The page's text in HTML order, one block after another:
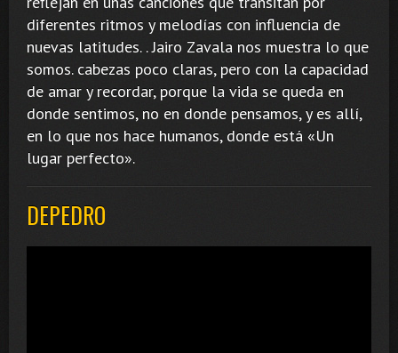
diferentes ritmos y melodías con influencia de
nuevas latitudes. . Jairo Zavala nos muestra lo que
somos. cabezas poco claras, pero con la capacidad
de amar y recordar, porque la vida se queda en
donde sentimos, no en donde pensamos, y es allí,
en lo que nos hace humanos, donde está «Un
lugar perfecto».
DEPEDRO